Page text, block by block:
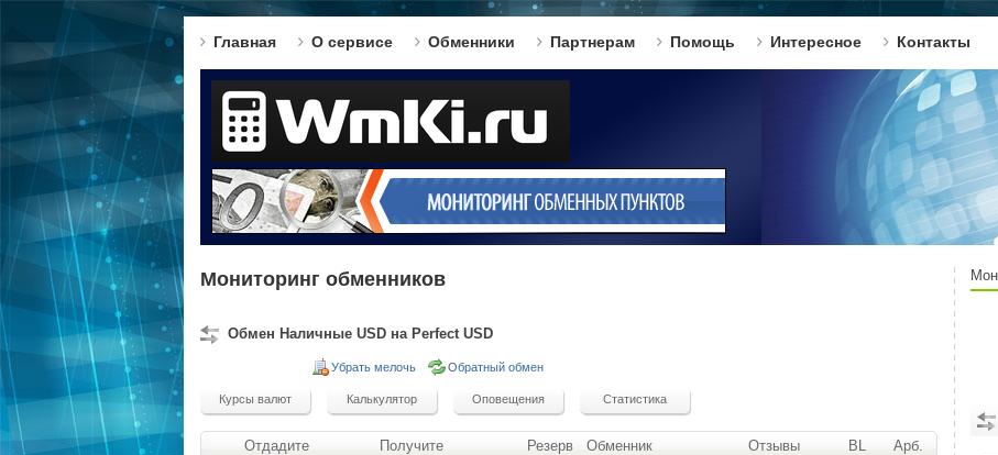
Главная О сервисе Обменники Партнерам Помощь Интересное Контакты
Мониторинг обменников
Обмен Наличные USD на Perfect USD
Убрать мелочь Обратный обмен
Отдадите Получите Резерв Обменник Отзывы BL Арб.